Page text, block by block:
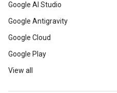
Google AI Studio
Google Antigravity
Google Cloud
Google Play
View all